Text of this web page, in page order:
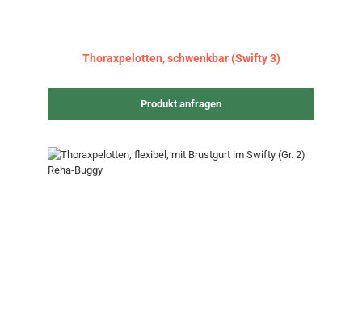
Thoraxpelotten, schwenkbar (Swifty 3)
Produkt anfragen